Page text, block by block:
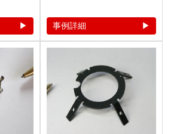
事例詳細